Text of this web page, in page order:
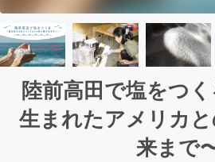
陸前高田で塩をつ
生まれたアメリカ
来まで